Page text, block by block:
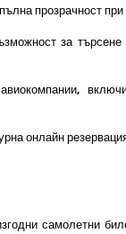
прозрачност
за търсене
онлайн
самолетни